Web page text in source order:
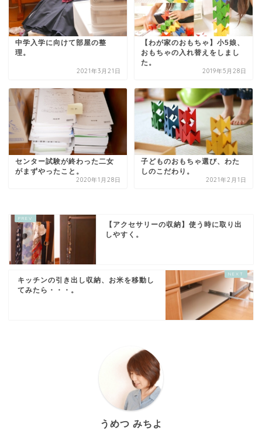
中学入学に向けて部屋の整
理。
2021年3月21日
【わが家のおもちゃ】小5娘、
おもちゃの入れ替えをしまし
た。
2019年5月28日
センター試験が終わった二女
がまずやったこと。
2020年1月28日
子どものおもちゃ選び、わた
しのこだわり。
2021年2月1日
【アクセサリーの収納】使う時に取り出
しやすく。
キッチンの引き出し収納、お米を移動し
てみたら・・・。
うめつ みちよ